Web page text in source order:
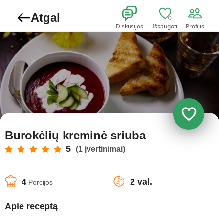
Atgal
Diskusijos
0
Išsaugoti Profilis
Burokėlių kreminė sriuba
5 (1 įvertinimai)
4 Porcijos 2 val.
Apie receptą